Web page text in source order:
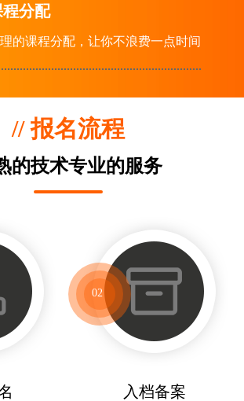
分配
的课程分配，让你不浪费一点时间
// 报名流程
的技术专业的服务
02
入档备案